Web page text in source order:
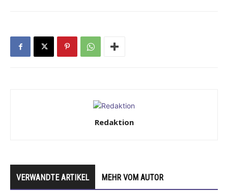
Redaktion
VERWANDTE ARTIKEL MEHR VOM AUTOR